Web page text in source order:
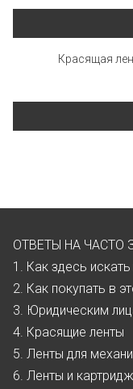
Красящая
ОТВЕТЫ НА ЧАСТО
1. Как здесь
2. Как покупать в
3. Юридическим
4. Красящие ленты
5. Ленты для
6. Ленты и